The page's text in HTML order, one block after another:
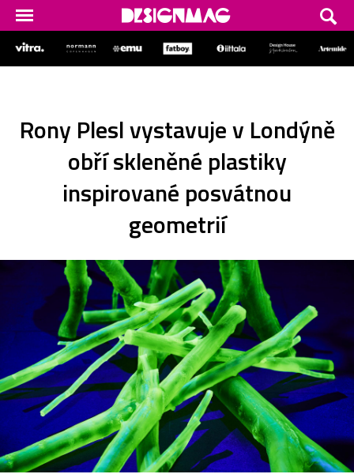
Rony Plesl vystavuje v Londýně
obří skleněné plastiky
inspirované posvátnou
geometrií